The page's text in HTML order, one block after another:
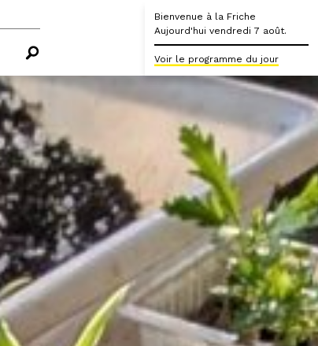
Bienvenue à la Friche
Aujourd'hui vendredi 7 août.
Voir le programme du jour